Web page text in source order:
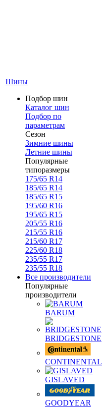
Шины
Подбор шин
Каталог шин
Подбор по
параметрам
Сезон
Зимние шины
Летние шины
Популярные
типоразмеры
175/65 R14
185/65 R14
185/65 R15
195/60 R16
195/65 R15
205/55 R16
215/55 R16
215/60 R17
225/60 R18
235/55 R17
235/55 R18
Все производители
Популярные
производители
BARUM
BRIDGESTONE
CONTINENTAL
GISLAVED
GOODYEAR